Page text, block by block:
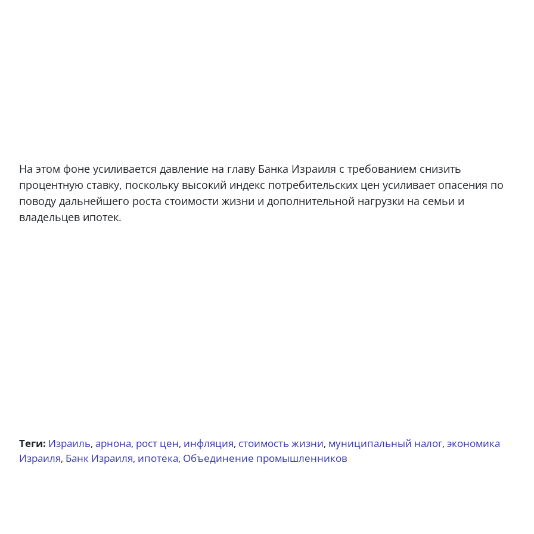
На этом фоне усиливается давление на главу Банка Израиля с требованием снизить
процентную ставку, поскольку высокий индекс потребительских цен усиливает опасения по
поводу дальнейшего роста стоимости жизни и дополнительной нагрузки на семьи и
владельцев ипотек.
Теги: Израиль, арнона, рост цен, инфляция, стоимость жизни, муниципальный налог, экономика
Израиля, Банк Израиля, ипотека, Объединение промышленников